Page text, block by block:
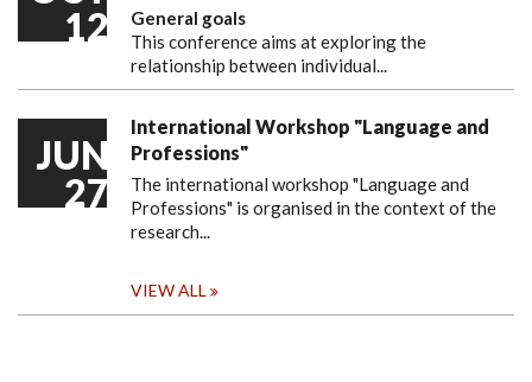
12
General goals
This conference aims at exploring the
relationship between individual...
JUN
27
International Workshop "Language and
Professions"
The international workshop "Language and
Professions" is organised in the context of the
research...
VIEW ALL